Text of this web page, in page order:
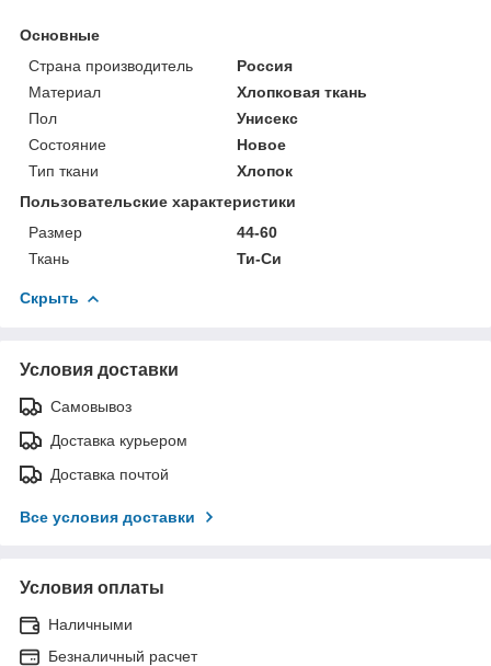
Основные
Страна производитель
Россия
Материал
Хлопковая ткань
Пол
Унисекс
Состояние
Новое
Тип ткани
Хлопок
Пользовательские характеристики
Размер
44-60
Ткань
Ти-Си
Скрыть
Условия доставки
Самовывоз
Доставка курьером
Доставка почтой
Все условия доставки
Условия оплаты
Наличными
Безналичный расчет